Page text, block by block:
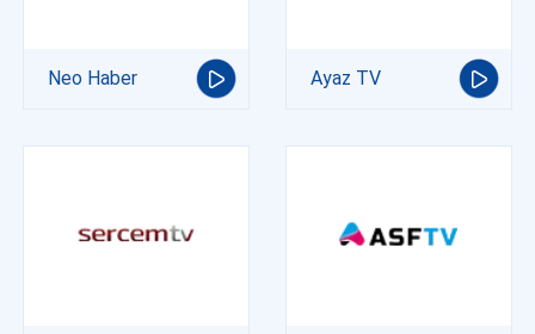
Neo Haber Ayaz TV